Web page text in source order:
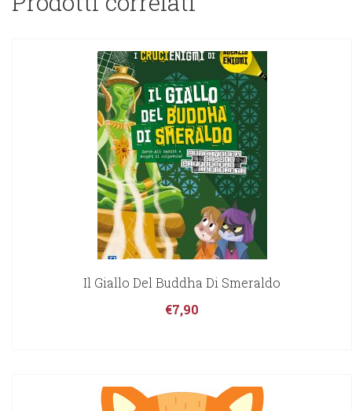
Il Giallo Del Buddha Di Smeraldo
€7,90